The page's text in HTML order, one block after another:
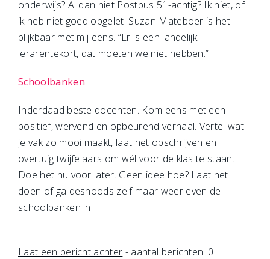
onderwijs? Al dan niet Postbus 51-achtig? Ik niet, of
ik heb niet goed opgelet. Suzan Mateboer is het
blijkbaar met mij eens. “Er is een landelijk
lerarentekort, dat moeten we niet hebben.”
Schoolbanken
Inderdaad beste docenten. Kom eens met een
positief, wervend en opbeurend verhaal. Vertel wat
je vak zo mooi maakt, laat het opschrijven en
overtuig twijfelaars om wél voor de klas te staan.
Doe het nu voor later. Geen idee hoe? Laat het
doen of ga desnoods zelf maar weer even de
schoolbanken in.
Laat een bericht achter - aantal berichten: 0